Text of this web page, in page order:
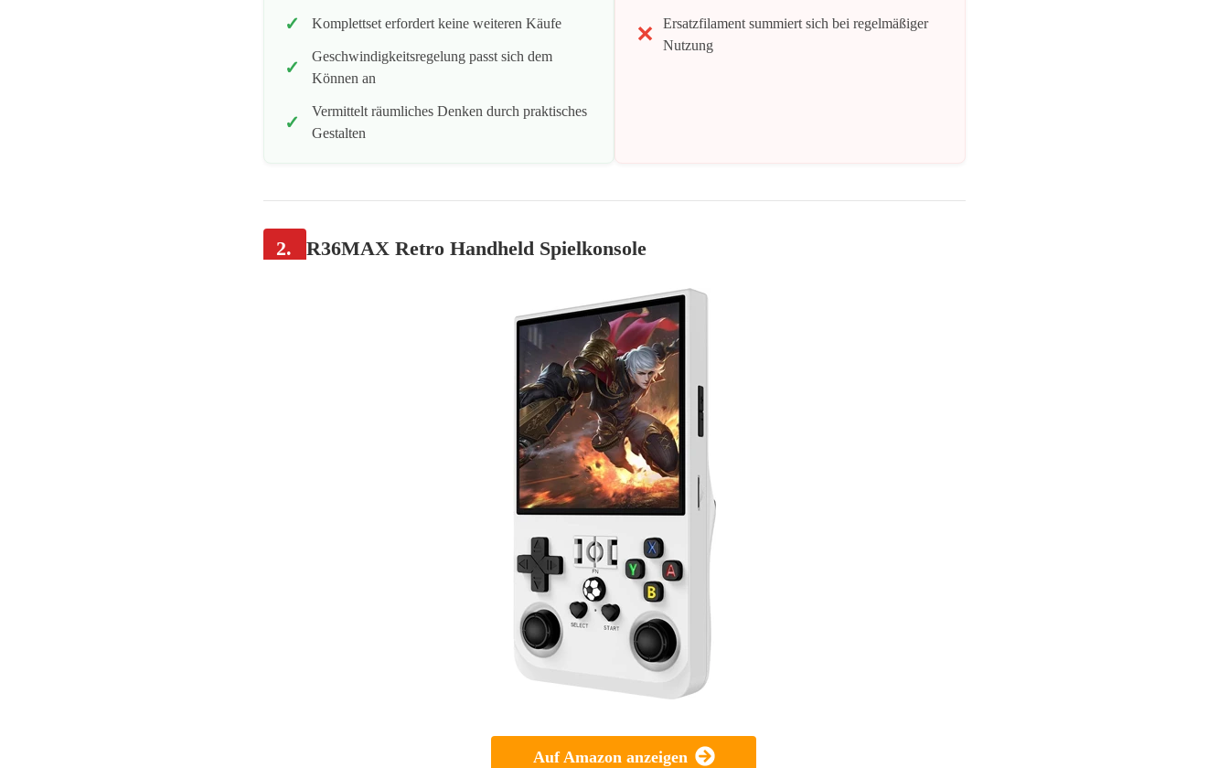
Komplettset erfordert keine weiteren Käufe
Geschwindigkeitsregelung passt sich dem
Können an
Vermittelt räumliches Denken durch praktisches
Gestalten
Ersatzfilament summiert sich bei regelmäßiger
Nutzung
2. R36MAX Retro Handheld Spielkonsole
Auf Amazon anzeigen